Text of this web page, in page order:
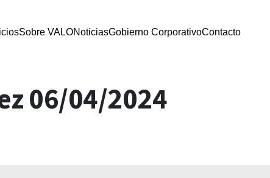
Sobre VALONoticiasGobierno CorporativoContacto
06/04/2024